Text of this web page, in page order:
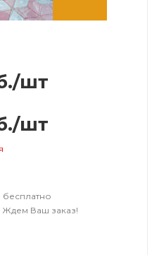
/шт
/шт
Ждем Ваш заказ!